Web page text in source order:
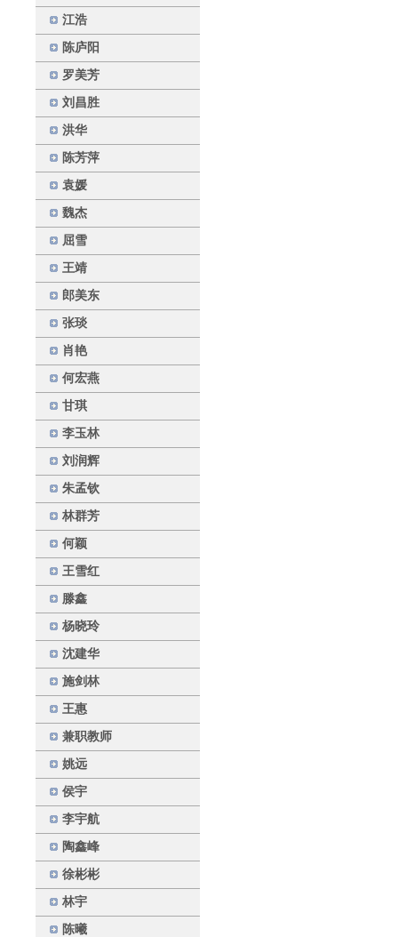
江浩
陈庐阳
罗美芳
刘昌胜
洪华
陈芳萍
袁媛
魏杰
屈雪
王靖
郎美东
张琰
肖艳
何宏燕
甘琪
李玉林
刘润辉
朱孟钦
林群芳
何颖
王雪红
滕鑫
杨晓玲
沈建华
施剑林
王惠
兼职教师
姚远
侯宇
李宇航
陶鑫峰
徐彬彬
林宇
陈曦